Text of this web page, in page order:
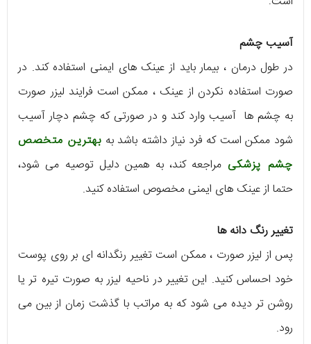
آسیب چشم
در طول درمان ، بیمار باید از عینک های ایمنی استفاده کند. در
صورت استفاده نکردن از عینک ، ممکن است فرایند لیزر صورت
به چشم ها آسیب وارد کند و در صورتی که چشم دچار آسیب
شود ممکن است که فرد نیاز داشته باشد به بهترین متخصص
چشم پزشکی مراجعه کند، به همین دلیل توصیه می شود،
حتما از عینک های ایمنی مخصوص استفاده کنید.
تغییر رنگ دانه ها
پس از لیزر صورت ، ممکن است تغییر رنگدانه ای بر روی پوست
خود احساس کنید. این تغییر در ناحیه لیزر به صورت تیره تر یا
روشن تر دیده می شود که به مراتب با گذشت زمان از بین می
رود.